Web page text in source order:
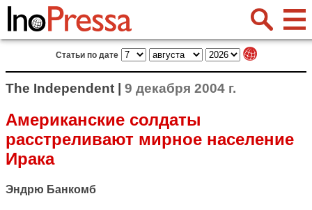
Статьи по дате
The Independent | 9 декабря 2004 г.
Американские солдаты
расстреливают мирное население
Ирака
Эндрю Банкомб